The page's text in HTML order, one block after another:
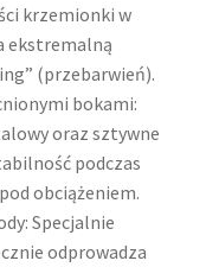
krzemionki w
ekstremalną
(przebarwień).
bokami:
oraz sztywne
podczas
obciążeniem.
Specjalnie
odprowadza